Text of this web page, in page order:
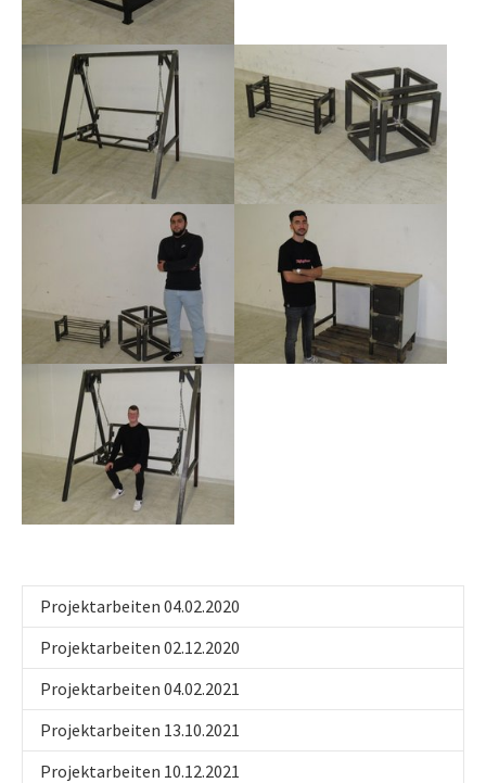
Projektarbeiten 04.02.2020
Projektarbeiten 02.12.2020
Projektarbeiten 04.02.2021
Projektarbeiten 13.10.2021
Projektarbeiten 10.12.2021